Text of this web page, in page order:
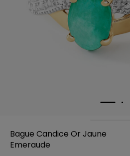
Bague Candice Or Jaune
Emeraude